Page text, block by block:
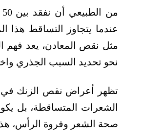
عندما يتجاوز التساقط
مثل نقص المعادن، يعد
نحو تحديد السبب الجذري
تظهر أعراض نقص الزنك في
الشعرات المتساقطة، بل
صحة الشعر وفروة الرأس،